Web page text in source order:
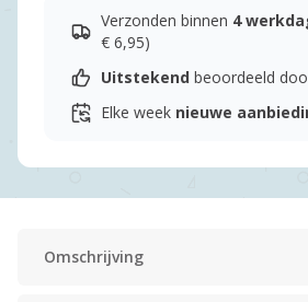
Verzonden binnen 4
€ 6,95)
Uitstekend beoordeeld
Elke week nieuwe
Omschrijving